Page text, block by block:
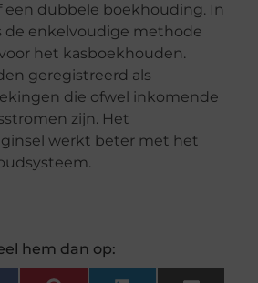
een dubbele boekhouding. In
de enkelvoudige methode
het kasboekhouden.
geregistreerd als
die ofwel inkomende
zijn. Het
werkt beter met het
hem dan op: